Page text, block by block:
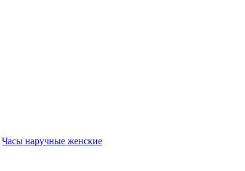
Часы наручные женские